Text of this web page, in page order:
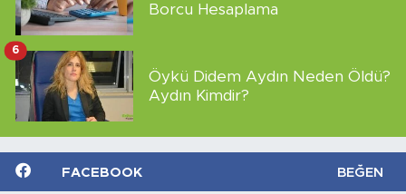
Borcu Hesaplama
Öykü Didem Aydın Neden Öldü?
Aydın Kimdir?
6
FACEBOOK BEĞEN